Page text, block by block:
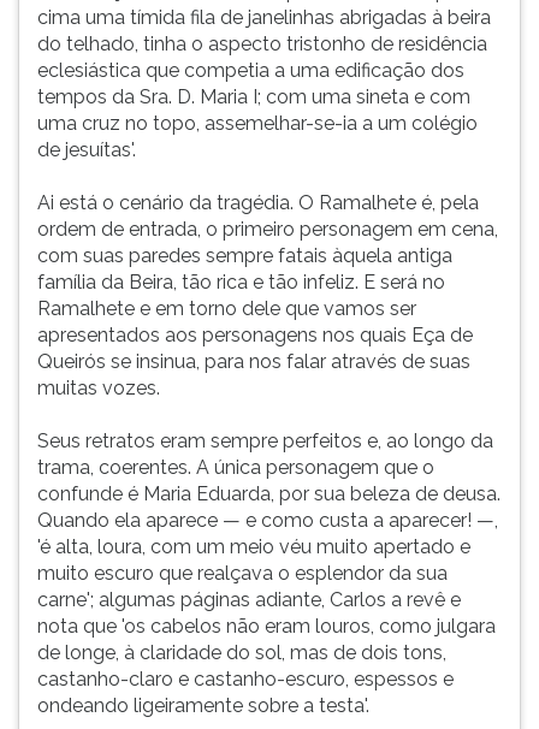
cima uma tímida fila de janelinhas abrigadas à beira
do telhado, tinha o aspecto tristonho de residência
eclesiástica que competia a uma edificação dos
tempos da Sra. D. Maria I; com uma sineta e com
uma cruz no topo, assemelhar-se-ia a um colégio
de jesuítas'.
Ai está o cenário da tragédia. O Ramalhete é, pela
ordem de entrada, o primeiro personagem em cena,
com suas paredes sempre fatais àquela antiga
família da Beira, tão rica e tão infeliz. E será no
Ramalhete e em torno dele que vamos ser
apresentados aos personagens nos quais Eça de
Queirós se insinua, para nos falar através de suas
muitas vozes.
Seus retratos eram sempre perfeitos e, ao longo da
trama, coerentes. A única personagem que o
confunde é Maria Eduarda, por sua beleza de deusa.
Quando ela aparece — e como custa a aparecer! —,
'é alta, loura, com um meio véu muito apertado e
muito escuro que realçava o esplendor da sua
carne'; algumas páginas adiante, Carlos a revê e
nota que 'os cabelos não eram louros, como julgara
de longe, à claridade do sol, mas de dois tons,
castanho-claro e castanho-escuro, espessos e
ondeando ligeiramente sobre a testa'.